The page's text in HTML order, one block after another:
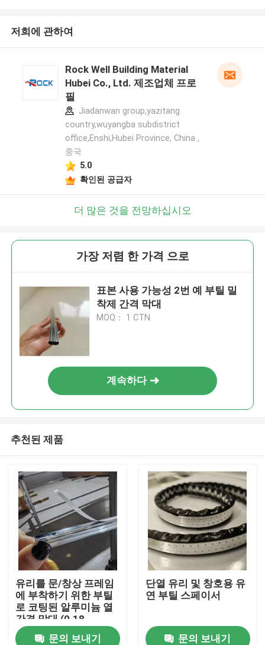
저희에 관하여
Rock Well Building Material
Hubei Co., Ltd. 제조업체 프로
필
Jiadanwan group,yazitang
country,wuyangba subdistrict
office,Enshi,Hubei Province, China ,
중국
5.0
확인된 공급자
더 많은 것을 전망하십시오
가장 저렴 한 가격 으로
표본 사용 가능성 2번 예 부틸 밀
착제 간격 막대
MOQ： 1 CTN
계속하다
추천된 제품
유리를 문/창상 프레임
에 부착하기 위한 부틸
로 코팅된 알루미늄 열
간격 막대 (0.18-
0.33mm)
문의 보내기
단열 유리 및 창호용 유
연 부틸 스페이서
문의 보내기